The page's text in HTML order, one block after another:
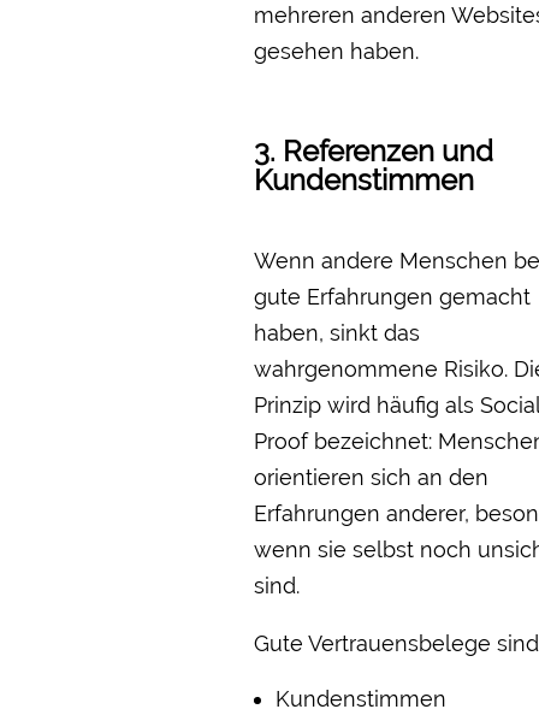
mehreren anderen
gesehen haben.
3. Referenzen und
Kundenstimmen
Wenn andere Menschen
gute Erfahrungen gemacht
haben, sinkt das
wahrgenommene Risiko.
Prinzip wird häufig als Social
Proof bezeichnet:
orientieren sich an den
Erfahrungen anderer,
wenn sie selbst noch
sind.
Gute Vertrauensbelege
Kundenstimmen